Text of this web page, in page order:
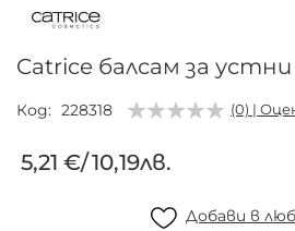
началото
галерия
със
Catrice балсам за
Код 228318 (0) |
5,21 €/10,19лв.
Добави в